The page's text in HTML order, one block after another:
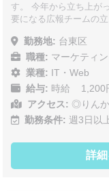
す。 今年から立ち上が
要になる広報チームの立
勤務地: 台東区
職種: マーケティ
業種: IT・Web
給与: 時給 1,200
アクセス: ◎りん
勤務条件: 週3日以
詳